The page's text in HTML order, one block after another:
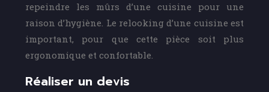
repeindre les mûrs d’une cuisine pour une
raison d’hygiène. Le relooking d’une cuisine est
important, pour que cette pièce soit plus
ergonomique et confortable.
Réaliser un devis